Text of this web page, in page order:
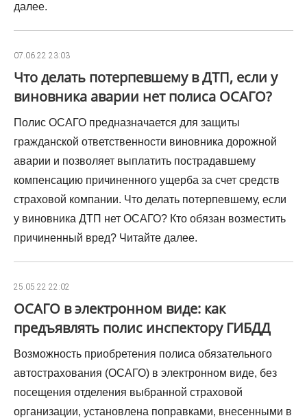
далее.
07.06.22 23:03
Что делать потерпевшему в ДТП, если у
виновника аварии нет полиса ОСАГО?
Полис ОСАГО предназначается для защиты
гражданской ответственности виновника дорожной
аварии и позволяет выплатить пострадавшему
компенсацию причиненного ущерба за счет средств
страховой компании. Что делать потерпевшему, если
у виновника ДТП нет ОСАГО? Кто обязан возместить
причиненный вред? Читайте далее.
25.05.22 22:02
ОСАГО в электронном виде: как
предъявлять полис инспектору ГИБДД
Возможность приобретения полиса обязательного
автострахования (ОСАГО) в электронном виде, без
посещения отделения выбранной страховой
организации, установлена поправками, внесенными в